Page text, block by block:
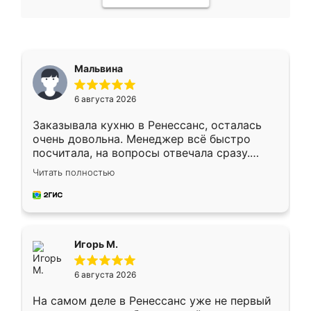
Мальвина
6 августа 2026
Заказывала кухню в Ренессанс, осталась
очень довольна. Менеджер всё быстро
посчитала, на вопросы отвечала сразу.
Замерщик приехал в субботу, подошёл к
делу со всей ответственностью. Собрали
за день, ребята работали аккуратно, даже
Читать полностью
Игорь М.
6 августа 2026
На самом деле в Ренессанс уже не первый